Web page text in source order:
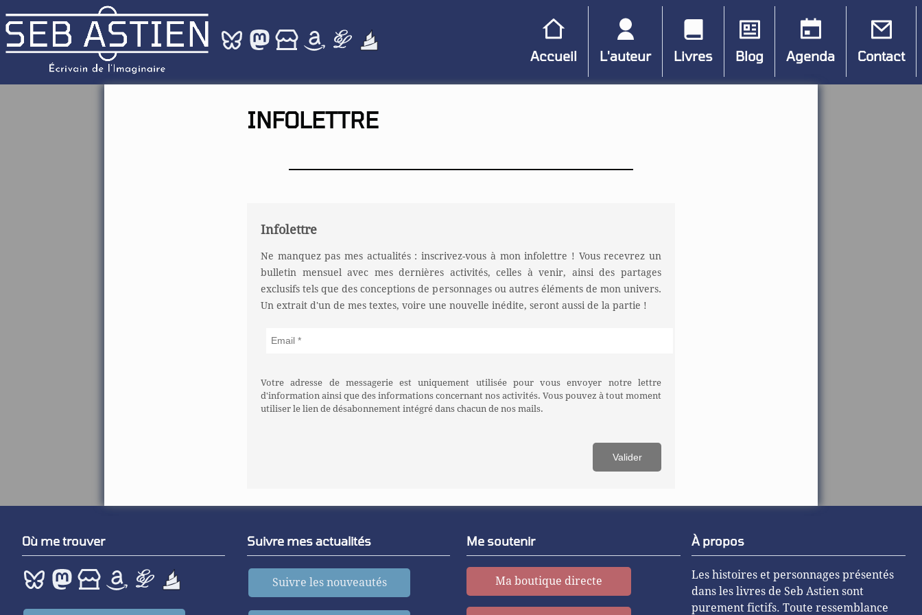
Accueil L'auteur Livres Blog Agenda Contact
INFOLETTRE
Infolettre
Ne manquez pas mes actualités : inscrivez-vous à mon infolettre ! Vous recevrez un
bulletin mensuel avec mes dernières activités, celles à venir, ainsi des partages
exclusifs tels que des conceptions de personnages ou autres éléments de mon univers.
Un extrait d'un de mes textes, voire une nouvelle inédite, seront aussi de la partie !
Votre adresse de messagerie est uniquement utilisée pour vous envoyer notre lettre
d'information ainsi que des informations concernant nos activités. Vous pouvez à tout moment
utiliser le lien de désabonnement intégré dans chacun de nos mails.
Où me trouver Suivre mes actualités
Suivre les nouveautés
Me soutenir
Ma boutique directe
À propos
Les histoires et personnages présentés
dans les livres de Seb Astien sont
purement fictifs. Toute ressemblance